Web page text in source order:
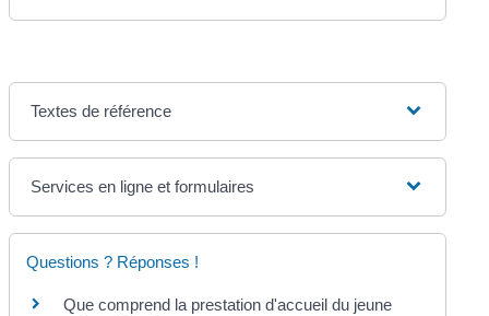
Textes de référence
Services en ligne et formulaires
Questions ? Réponses !
Que comprend la prestation d'accueil du jeune